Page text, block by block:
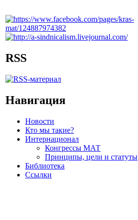
RSS
Навигация
Новости
Кто мы такие?
Интернационал
Конгрессы МАТ
Принципы, цели и статуты
Библиотека
Ссылки